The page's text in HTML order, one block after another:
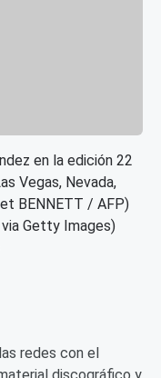
en la edición 22
Vegas, Nevada,
BENNETT / AFP)
Getty Images)
redes con el